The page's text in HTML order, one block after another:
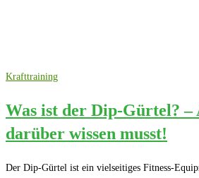
Krafttraining
Was ist der Dip-Gürtel? –
darüber wissen musst!
Der Dip-Gürtel ist ein vielseitiges Fitness-